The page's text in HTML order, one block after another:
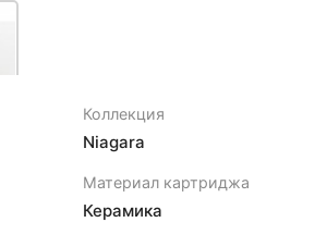
Коллекция
Niagara
Материал картриджа
Керамика